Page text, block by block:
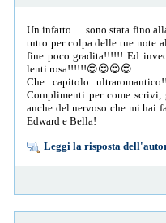
Un infarto......sono stata fino
tutto per colpa delle tue note
fine poco gradita!!!!!! Ed
lenti rosa!!!!!!😍😍😍😍
Che capitolo
Complimenti per come scrivi,
anche del nervoso che mi hai
Edward e Bella!
Leggi la risposta